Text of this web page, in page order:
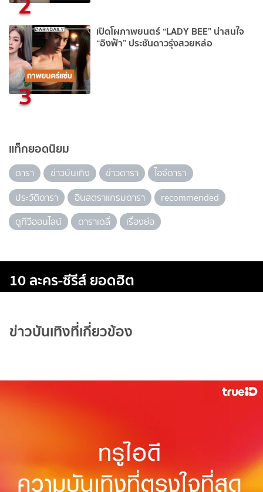
3
เปิดโผภาพยนตร์ “LADY BEE” น่าสนใจ
“อิงฟ้า” ประชันดาวรุ่งสวยหล่อ
แท็กยอดนิยม
ดารา ข่าวบันเทิง ข่าวดารา
ไอจีดารา
ประวัติดารา
อินสตราแกรมดารา
recommended
ดูทีวีออนไลน์
ดาราเดลี่ เรื่องย่อ
10 ละคร-ซีรีส์ ยอดฮิต
ข่าวบันเทิงที่เกี่ยวข้อง